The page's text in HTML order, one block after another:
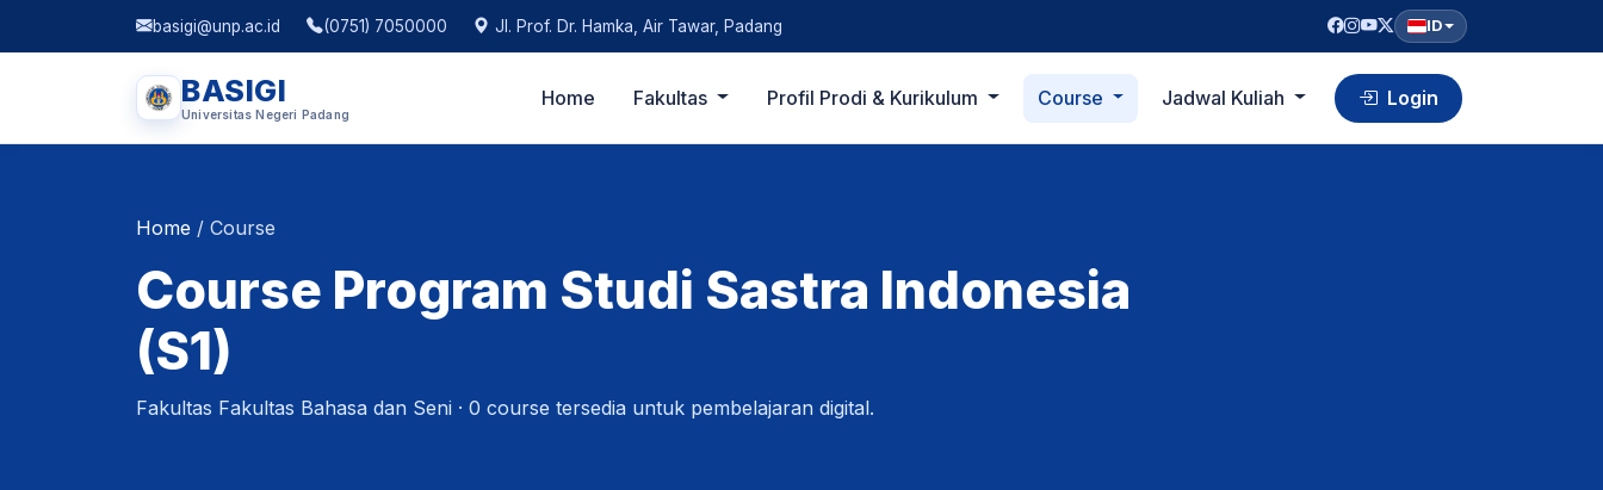
basigi@unp.ac.id (0751) 7050000 Jl. Prof. Dr. Hamka, Air Tawar, Padang ID
BASIGI
Universitas Negeri Padang
Home Fakultas Profil Prodi & Kurikulum Course Jadwal Kuliah Login
Home / Course
Course Program Studi Sastra Indonesia
(S1)
Fakultas Fakultas Bahasa dan Seni · 0 course tersedia untuk pembelajaran digital.